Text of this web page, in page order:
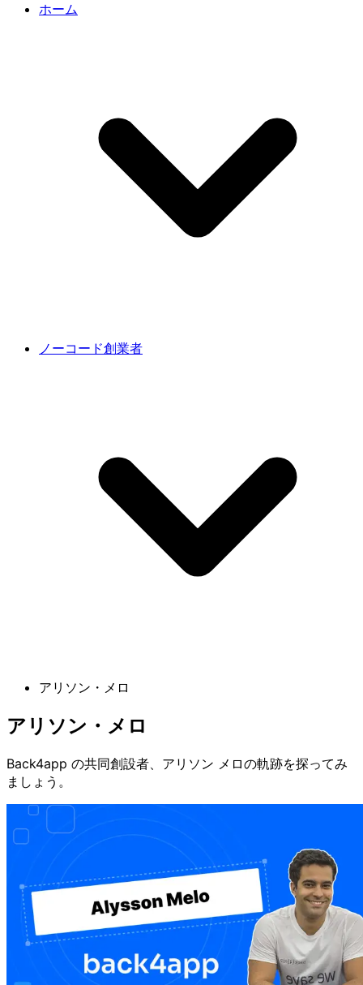
ホーム
ノーコード創業者
アリソン・メロ
アリソン・メロ
Back4app の共同創設者、アリソン メロの軌跡を探ってみ
ましょう。